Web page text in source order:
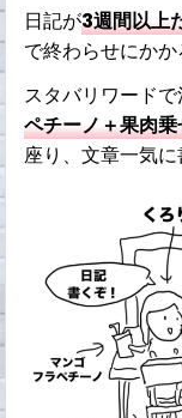
日記が3週間以上
で終わらせにかか
スタバリワード
ペチーノ＋果肉
座り、文章一気に